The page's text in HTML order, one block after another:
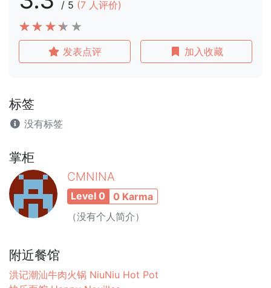
/ 5 (7 人评价)
发表点评 加入收藏
标签
没有标签
掌柜
CMNINA
Level 0
0 Karma
（没有个人简介）
附近餐馆
洪记潮汕牛肉火锅 NiuNiu Hot Pot